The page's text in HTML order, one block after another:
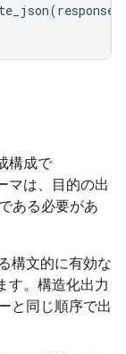
(response
構成で
マは、目的の出
である必要があ
構文的に有効な
す。構造化出力
と同じ順序で出